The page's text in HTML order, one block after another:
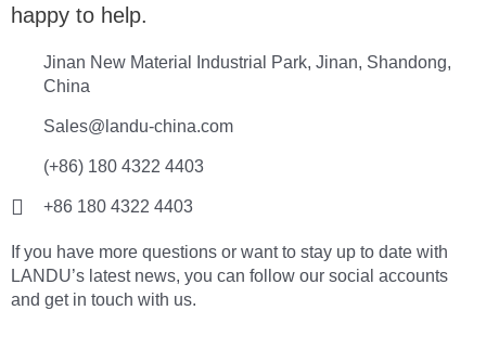
happy to help.
Jinan New Material Industrial Park, Jinan, Shandong,
China
Sales@landu-china.com
(+86) 180 4322 4403
+86 180 4322 4403
If you have more questions or want to stay up to date with
LANDU’s latest news, you can follow our social accounts
and get in touch with us.